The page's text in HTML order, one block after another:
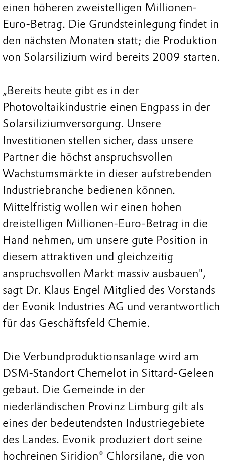
einen höheren zweistelligen Millionen-
Euro-Betrag. Die Grundsteinlegung findet in
den nächsten Monaten statt; die Produktion
von Solarsilizium wird bereits 2009 starten.
„Bereits heute gibt es in der
Photovoltaikindustrie einen Engpass in der
Solarsiliziumversorgung. Unsere
Investitionen stellen sicher, dass unsere
Partner die höchst anspruchsvollen
Wachstumsmärkte in dieser aufstrebenden
Industriebranche bedienen können.
Mittelfristig wollen wir einen hohen
dreistelligen Millionen-Euro-Betrag in die
Hand nehmen, um unsere gute Position in
diesem attraktiven und gleichzeitig
anspruchsvollen Markt massiv ausbauen",
sagt Dr. Klaus Engel Mitglied des Vorstands
der Evonik Industries AG und verantwortlich
für das Geschäftsfeld Chemie.
Die Verbundproduktionsanlage wird am
DSM-Standort Chemelot in Sittard-Geleen
gebaut. Die Gemeinde in der
niederländischen Provinz Limburg gilt als
eines der bedeutendsten Industriegebiete
des Landes. Evonik produziert dort seine
hochreinen Siridion® Chlorsilane, die von